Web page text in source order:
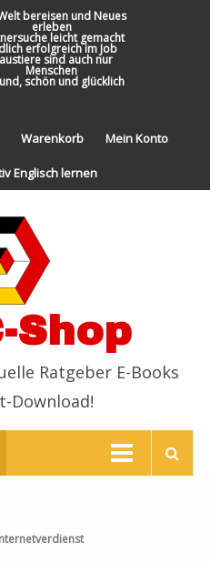
bereisen und Neues
erleben
leicht gemacht
erfolgreich im Job
sind auch nur
Menschen
schön und glücklich
Warenkorb Mein Konto
Englisch lernen
Shop
Ratgeber E-Books
Download!